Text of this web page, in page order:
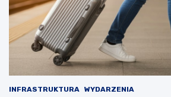
INFRASTRUKTURA WYDARZENIA